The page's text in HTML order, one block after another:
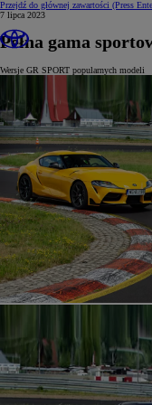
Przejdź do głównej zawartości (Press
7 lipca 2023
Pełna gama
Wersje GR SPORT popularnych modeli